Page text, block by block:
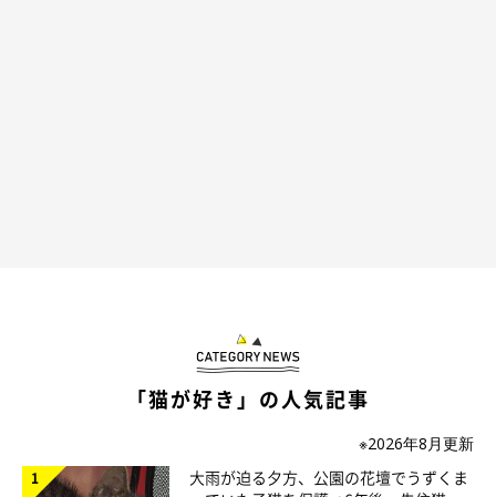
「猫が好き」の人気記事
※2026年8月更新
大雨が迫る夕方、公園の花壇でうずくま